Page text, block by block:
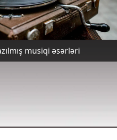
musiqi əsərləri